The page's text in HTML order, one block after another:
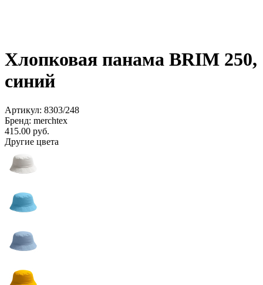
Хлопковая панама BRIM 250,
синий
Артикул: 8303/248
Бренд: merchtex
415.00 руб.
Другие цвета